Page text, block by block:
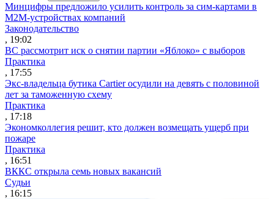
Минцифры предложило усилить контроль за сим-картами в
M2M-устройствах компаний
Законодательство
, 19:02
ВС рассмотрит иск о снятии партии «Яблоко» с выборов
Практика
, 17:55
Экс-владельца бутика Cartier осудили на девять с половиной
лет за таможенную схему
Практика
, 17:18
Экономколлегия решит, кто должен возмещать ущерб при
пожаре
Практика
, 16:51
ВККС открыла семь новых вакансий
Судьи
, 16:15